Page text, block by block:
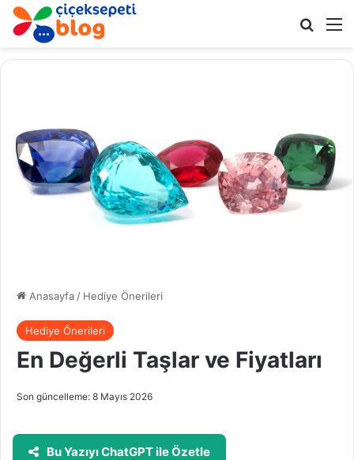
Anasayfa / Hediye Önerileri
Hediye Önerileri
En Değerli Taşlar ve Fiyatları
Son güncelleme: 8 Mayıs 2026
Bu Yazıyı ChatGPT ile Özetle